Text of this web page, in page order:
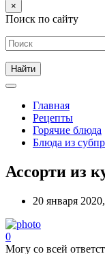
×
Поиск по сайту
Главная
Рецепты
Горячие блюда
Блюда из
Ассорти из
20 января
0
Могу со всей